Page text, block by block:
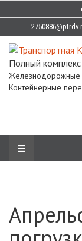
Полный комплекс
Железнодорожные
Контейнерные